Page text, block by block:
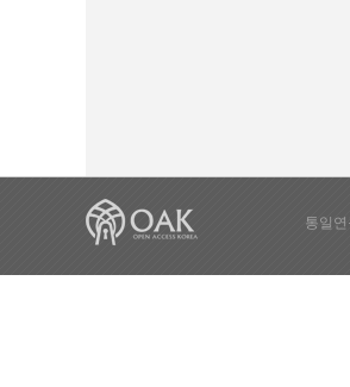
통일